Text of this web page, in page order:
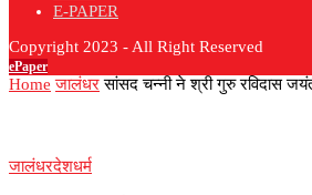
E-PAPER
Copyright 2023 - All Right Reserved
ePaper
Home जालंधर सांसद चन्नी ने श्री गुरु रविदास
जालंधरदेशधर्म